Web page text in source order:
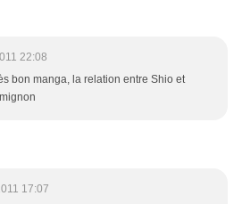
22:08
bon manga, la relation entre Shio et
17:07